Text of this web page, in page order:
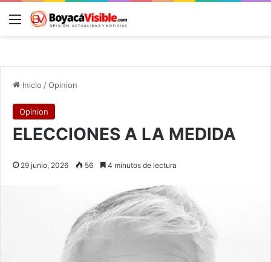
Menú
Inicio /Opinion
Opinion
ELECCIONES A LA MEDIDA
29 junio, 2026 56 4 minutos de lectura